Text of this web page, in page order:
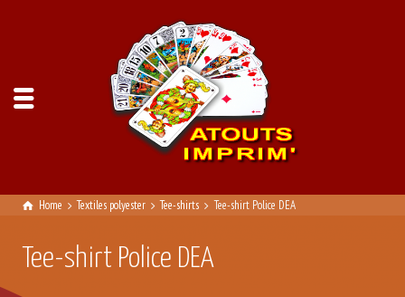
Home Textiles polyester Tee-shirts Tee-shirt Police DEA
Tee-shirt Police DEA